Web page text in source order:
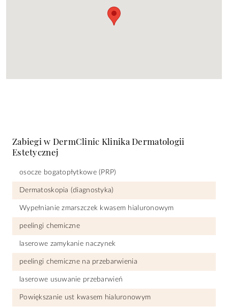
Zabiegi w DermClinic Klinika Dermatologii
Estetycznej
osocze bogatopłytkowe (PRP)
Dermatoskopia (diagnostyka)
Wypełnianie zmarszczek kwasem hialuronowym
peelingi chemiczne
laserowe zamykanie naczynek
peelingi chemiczne na przebarwienia
laserowe usuwanie przebarwień
Powiększanie ust kwasem hialuronowym